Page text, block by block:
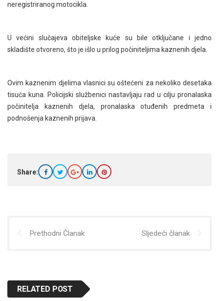
neregistriranog motocikla.
U većini slučajeva obiteljske kuće su bile otključane i jedno
skladište otvoreno, što je išlo u prilog počiniteljima kaznenih djela.
Ovim kaznenim djelima vlasnici su oštećeni za nekoliko desetaka
tisuća kuna. Policijski službenici nastavljaju rad u cilju pronalaska
počinitelja kaznenih djela, pronalaska otuđenih predmeta i
podnošenja kaznenih prijava.
Share:
Prethodni Članak Sljedeći članak
RELATED POST